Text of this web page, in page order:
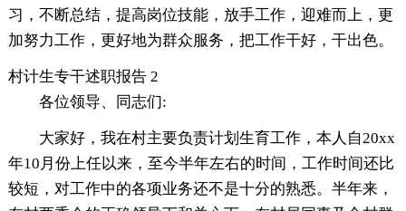
习，不断总结，提高岗位技能，放手工作，迎难而上，更
加努力工作，更好地为群众服务，把工作干好，干出色。
村计生专干述职报告 2
各位领导、同志们:
大家好，我在村主要负责计划生育工作，本人自20xx
年10月份上任以来，至今半年左右的时间，工作时间还比
较短，对工作中的各项业务还不是十分的熟悉。半年来，